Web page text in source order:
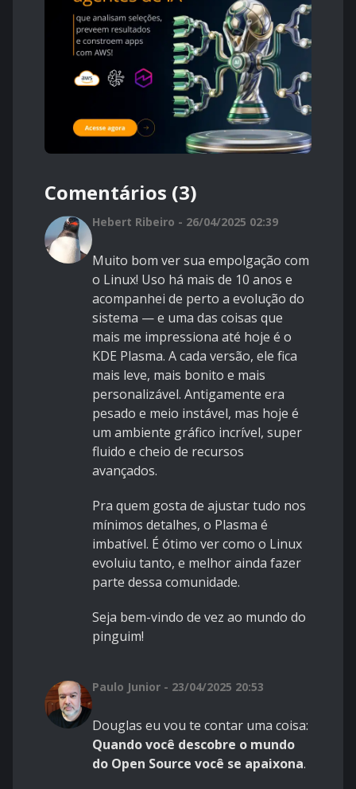
Comentários (3)
Hebert Ribeiro - 26/04/2025 02:39
Muito bom ver sua empolgação com
o Linux! Uso há mais de 10 anos e
acompanhei de perto a evolução do
sistema — e uma das coisas que
mais me impressiona até hoje é o
KDE Plasma. A cada versão, ele fica
mais leve, mais bonito e mais
personalizável. Antigamente era
pesado e meio instável, mas hoje é
um ambiente gráfico incrível, super
fluido e cheio de recursos
avançados.
Pra quem gosta de ajustar tudo nos
mínimos detalhes, o Plasma é
imbatível. É ótimo ver como o Linux
evoluiu tanto, e melhor ainda fazer
parte dessa comunidade.
Seja bem-vindo de vez ao mundo do
pinguim!
Paulo Junior - 23/04/2025 20:53
Douglas eu vou te contar uma coisa:
Quando você descobre o mundo
do Open Source você se apaixona.